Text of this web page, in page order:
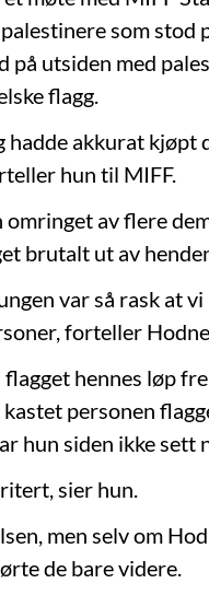
som stod
på utsiden med
flagg.
hadde akkurat kjøpt
hun til MIFF.
av flere
brutalt ut av
var så rask at vi
forteller
hennes løp
personen
hun siden ikke sett
sier hun.
men selv om
de bare videre.